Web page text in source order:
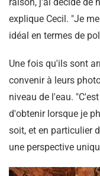
explique Cecil. "Je
idéal en termes de
Une fois qu'ils sont
convenir à leurs
niveau de l'eau.
d'obtenir lorsque je
soit, et en particulier
une perspective